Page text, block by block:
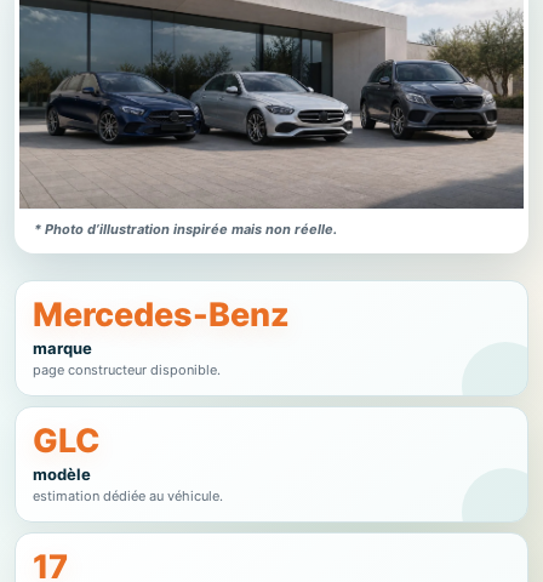
* Photo d’illustration inspirée mais non réelle.
Mercedes-Benz
marque
page constructeur disponible.
GLC
modèle
estimation dédiée au véhicule.
17